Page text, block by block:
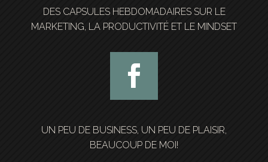
DES CAPSULES HEBDOMADAIRES SUR LE
MARKETING, LA PRODUCTIVITÉ ET LE MINDSET
UN PEU DE BUSINESS, UN PEU DE PLAISIR,
BEAUCOUP DE MOI!